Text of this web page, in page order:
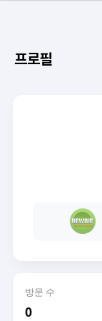
프로필
방문 수
0